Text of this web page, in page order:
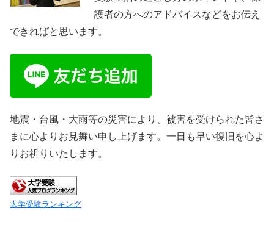
護者の方へのアドバイスなどをお伝え
できればと思います。
地震・台風・大雨等の災害により、被害を受けられた皆さ
まに心よりお見舞い申し上げます。一日も早い復旧を心よ
りお祈りいたします。
大学受験ランキング